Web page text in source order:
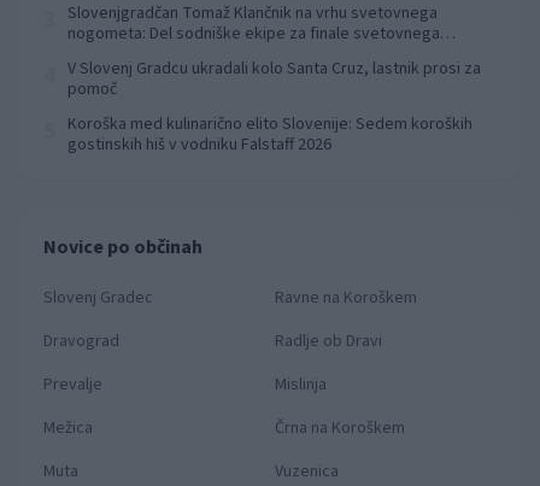
Slovenjgradčan Tomaž Klančnik na vrhu svetovnega
nogometa: Del sodniške ekipe za finale svetovnega
V Slovenj Gradcu ukradali kolo Santa Cruz, lastnik prosi za
pomoč
Koroška med kulinarično elito Slovenije: Sedem koroških
gostinskih hiš v vodniku Falstaff 2026
Novice po občinah
Slovenj Gradec
Ravne na Koroškem
Dravograd
Radlje ob Dravi
Prevalje
Mislinja
Mežica
Črna na Koroškem
Muta
Vuzenica